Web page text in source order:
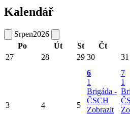
Kalendář
Srpen2026
Po
Út St Čt
27
28 29 30 31
3 4 5
6
1
Brigáda -
ČSCH
Zobrazit
7
1